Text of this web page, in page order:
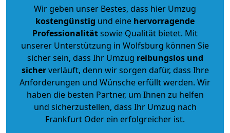
Wir geben unser Bestes, dass hier Umzug
kostengünstig und eine hervorragende
Professionalitätsowie Qualität bietet. Mit
unserer Unterstützung in Wolfsburg können Sie
sicher sein, dass Ihr Umzug reibungslos und
sicherverläuft, denn wir sorgen dafür, dass Ihre
Anforderungen und Wünsche erfüllt werden. Wir
haben die besten Partner, um Ihnen zu helfen
und sicherzustellen, dass Ihr Umzug nach
Frankfurt Oder ein erfolgreicher ist.